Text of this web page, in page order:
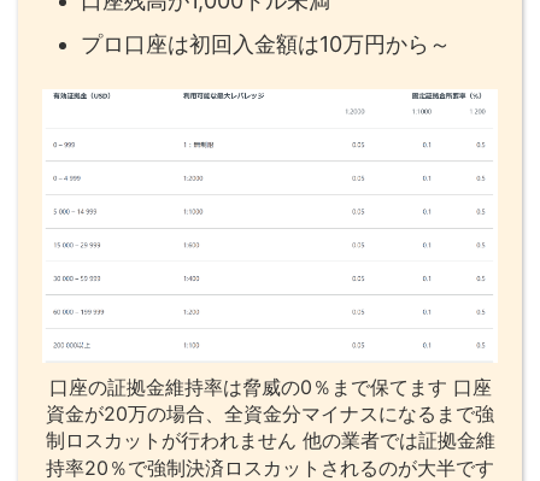
プロ口座は初回入金額は10万円から～
口座の証拠金維持率は脅威の0％まで保てます 口座
資金が20万の場合、全資金分マイナスになるまで強
制ロスカットが行われません 他の業者では証拠金維
持率20％で強制決済ロスカットされるのが大半です